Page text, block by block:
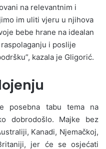
na relevantnim i
im uliti vjeru u njihova
bebe hrane na idealan
i poslije
kazala je Gligorić.
posebna tabu tema na
dobrodošlo. Majke bez
Kanadi, Njemačkoj,
jer će se osjećati